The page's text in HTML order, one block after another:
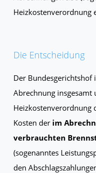
Heizkostenverordnung
Die Entscheidung
Der Bundesgerichtshof
Abrechnung insgesamt
Heizkostenverordnung
Kosten der im
verbrauchten
(sogenanntes
den